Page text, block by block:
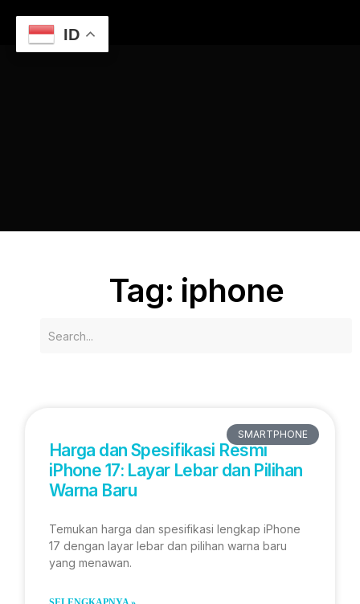
Tag: iphone
SMARTPHONE
Harga dan Spesifikasi Resmi
iPhone 17: Layar Lebar dan Pilihan
Warna Baru
Temukan harga dan spesifikasi lengkap iPhone
17 dengan layar lebar dan pilihan warna baru
yang menawan.
ID